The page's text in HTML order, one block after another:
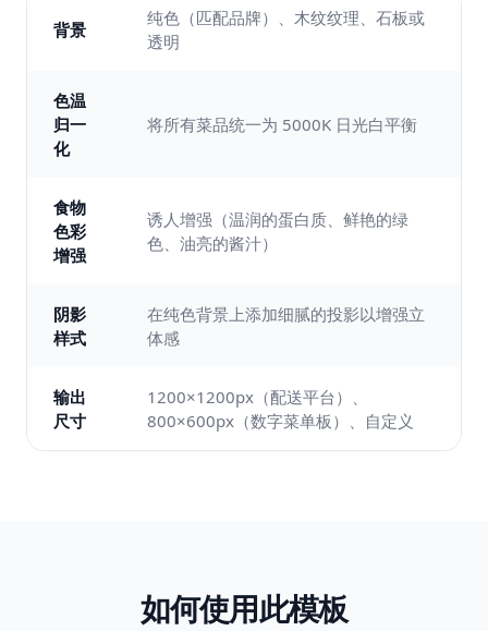
背景
纯色（匹配品牌）、木纹纹理、石板或
透明
色温
归一
化
将所有菜品统一为 5000K 日光白平衡
食物
色彩
增强
诱人增强（温润的蛋白质、鲜艳的绿
色、油亮的酱汁）
阴影
样式
在纯色背景上添加细腻的投影以增强立
体感
输出
尺寸
1200×1200px（配送平台）、
800×600px（数字菜单板）、自定义
如何使用此模板